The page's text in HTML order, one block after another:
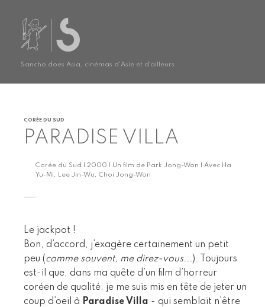
Sancho does Asia, cinémas d'Asie et d'ailleurs
CORÉE DU SUD
PARADISE VILLA
Corée du Sud | 2000 | Un film de Park Jong-Won | Avec Ha
Yu-Mi, Lee Jin-Wu, Choi Jong-Won
Le jackpot !
Bon, d’accord, j’exagère certainement un petit
peu (comme souvent, me direz-vous...). Toujours
est-il que, dans ma quête d’un film d’horreur
coréen de qualité, je me suis mis en tête de jeter un
coup d’oeil à Paradise Villa - qui semblait n’être